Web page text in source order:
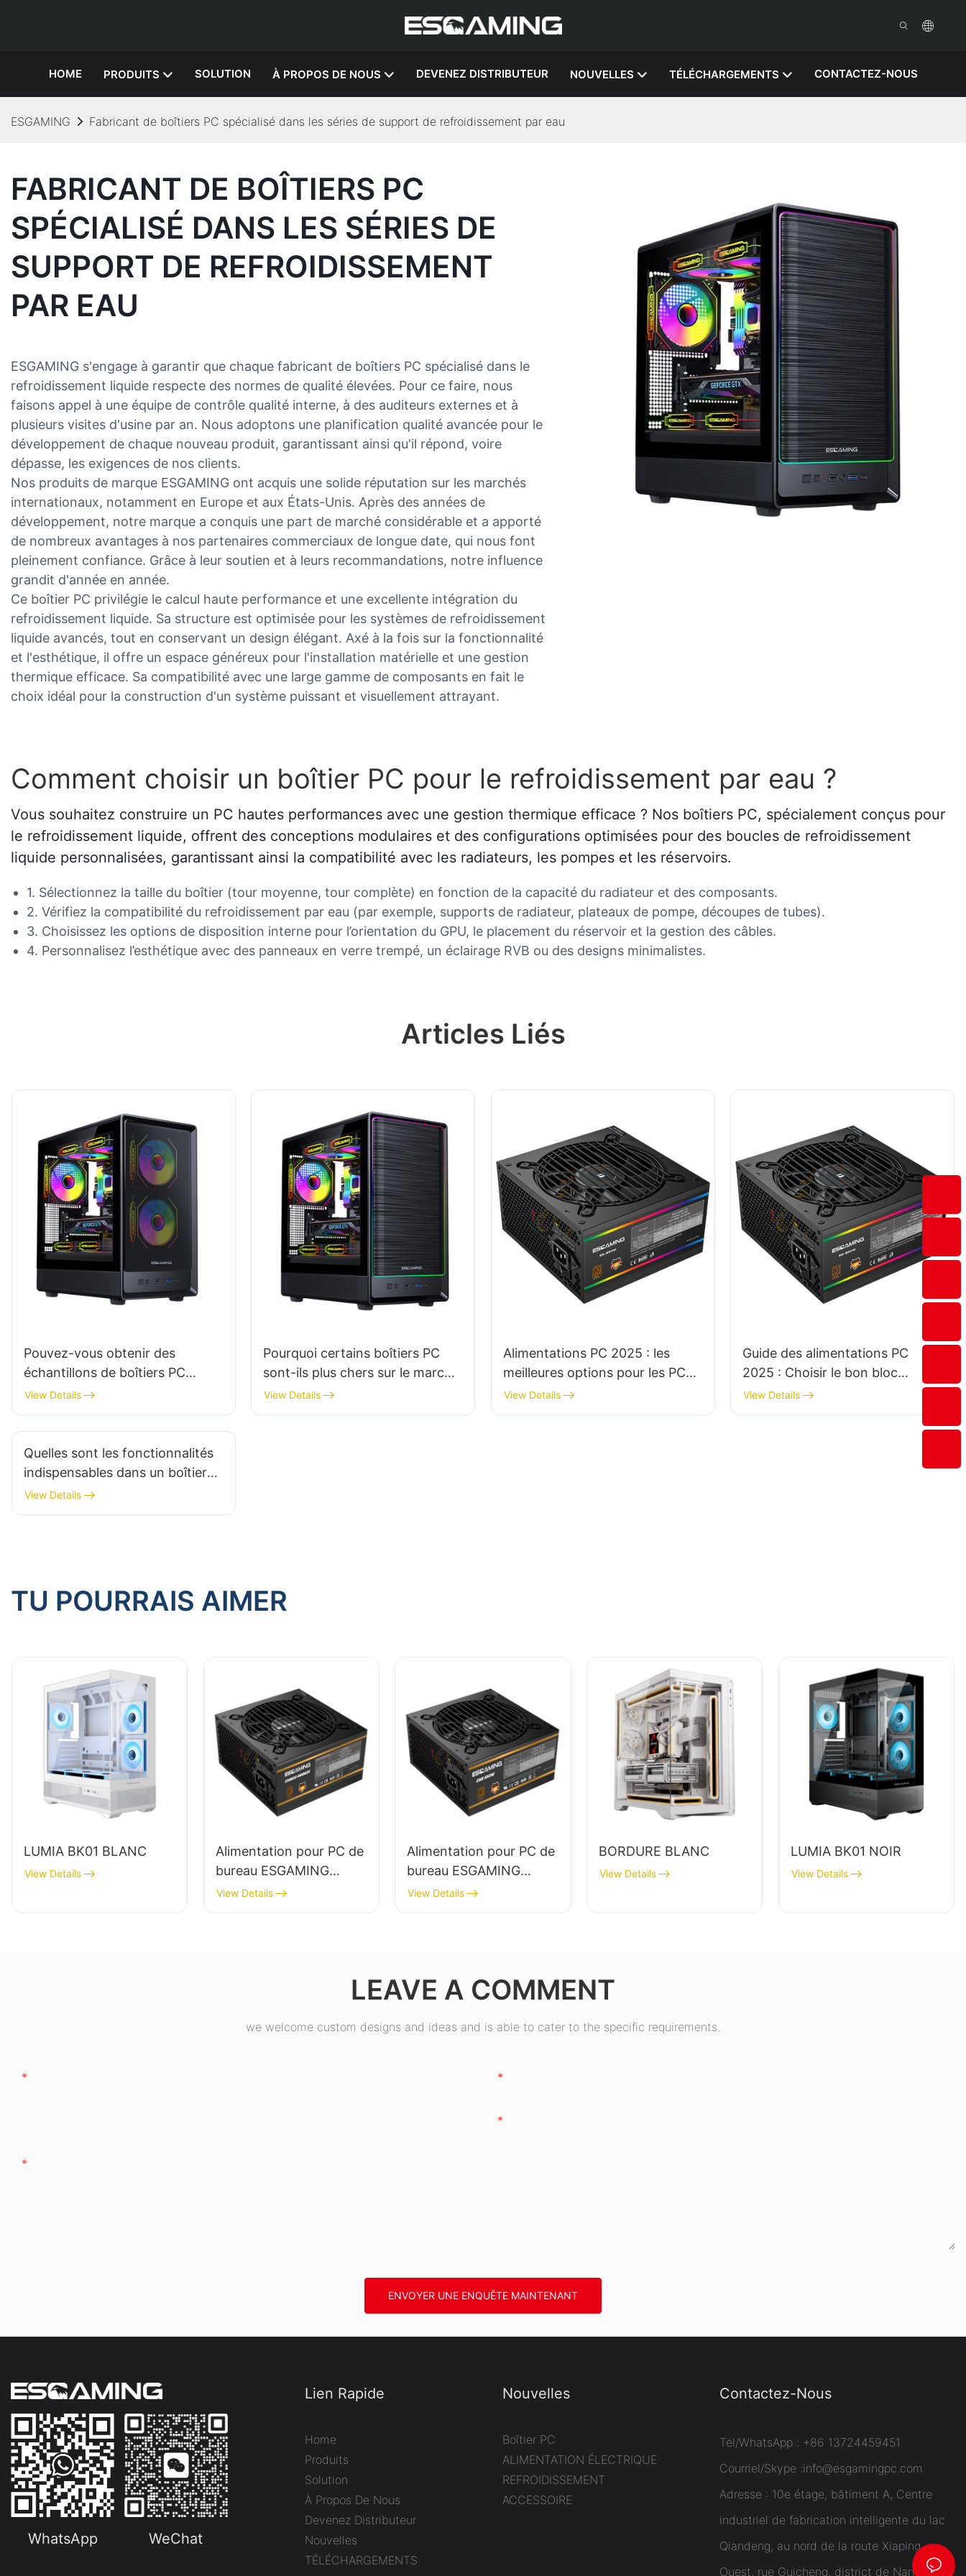
HOME PRODUITS SOLUTION À PROPOS DE NOUS DEVENEZ DISTRIBUTEUR NOUVELLES TÉLÉCHARGEMENTS CONTACTEZ-NOUS
ESGAMING Fabricant de boîtiers PC spécialisé dans les séries de support de refroidissement par eau
FABRICANT DE BOÎTIERS PC
SPÉCIALISÉ DANS LES SÉRIES DE
SUPPORT DE REFROIDISSEMENT
PAR EAU
ESGAMING s'engage à garantir que chaque fabricant de boîtiers PC spécialisé dans le
refroidissement liquide respecte des normes de qualité élevées. Pour ce faire, nous
faisons appel à une équipe de contrôle qualité interne, à des auditeurs externes et à
plusieurs visites d'usine par an. Nous adoptons une planification qualité avancée pour le
développement de chaque nouveau produit, garantissant ainsi qu'il répond, voire
dépasse, les exigences de nos clients.
Nos produits de marque ESGAMING ont acquis une solide réputation sur les marchés
internationaux, notamment en Europe et aux États-Unis. Après des années de
développement, notre marque a conquis une part de marché considérable et a apporté
de nombreux avantages à nos partenaires commerciaux de longue date, qui nous font
pleinement confiance. Grâce à leur soutien et à leurs recommandations, notre influence
grandit d'année en année.
Ce boîtier PC privilégie le calcul haute performance et une excellente intégration du
refroidissement liquide. Sa structure est optimisée pour les systèmes de refroidissement
liquide avancés, tout en conservant un design élégant. Axé à la fois sur la fonctionnalité
et l'esthétique, il offre un espace généreux pour l'installation matérielle et une gestion
thermique efficace. Sa compatibilité avec une large gamme de composants en fait le
choix idéal pour la construction d'un système puissant et visuellement attrayant.
Comment choisir un boîtier PC pour le refroidissement par eau ?
Vous souhaitez construire un PC hautes performances avec une gestion thermique efficace ? Nos boîtiers PC, spécialement conçus pour
le refroidissement liquide, offrent des conceptions modulaires et des configurations optimisées pour des boucles de refroidissement
liquide personnalisées, garantissant ainsi la compatibilité avec les radiateurs, les pompes et les réservoirs.
1. Sélectionnez la taille du boîtier (tour moyenne, tour complète) en fonction de la capacité du radiateur et des composants.
2. Vérifiez la compatibilité du refroidissement par eau (par exemple, supports de radiateur, plateaux de pompe, découpes de tubes).
3. Choisissez les options de disposition interne pour l’orientation du GPU, le placement du réservoir et la gestion des câbles.
4. Personnalisez l’esthétique avec des panneaux en verre trempé, un éclairage RVB ou des designs minimalistes.
Articles Liés
Pouvez-vous obtenir des
échantillons de boîtiers PC
conçus sur mesure ?
View Details
Pourquoi certains boîtiers PC
sont-ils plus chers sur le marché
?
View Details
Alimentations PC 2025 : les
meilleures options pour les PC
tout-en-un compacts
View Details
Guide des alimentations PC
2025 : Choisir le bon bloc
d'alimentation pour une
configuration NAS
View Details
Quelles sont les fonctionnalités
indispensables dans un boîtier
PC de jeu moderne ?
View Details
TU POURRAIS AIMER
LUMIA BK01 BLANC
View Details
Alimentation pour PC de
bureau ESGAMING
650W, module complet,
haute qualité,
View Details
Alimentation pour PC de
bureau ESGAMING
550W haute qualité,
rendement 85%,
View Details
BORDURE BLANC
View Details
LUMIA BK01 NOIR
View Details
LEAVE A COMMENT
we welcome custom designs and ideas and is able to cater to the specific requirements.
ENVOYER UNE ENQUÊTE MAINTENANT
WhatsApp WeChat
Lien Rapide
Home
Produits
Solution
À Propos De Nous
Devenez Distributeur
Nouvelles
TÉLÉCHARGEMENTS
Nouvelles
Boîtier PC
ALIMENTATION ÉLECTRIQUE
REFROIDISSEMENT
ACCESSOIRE
Contactez-Nous
Tél/WhatsApp : +86 13724459451
Courriel/Skype :info@esgamingpc.com
Adresse : 10e étage, bâtiment A, Centre
industriel de fabrication intelligente du lac
Qiandeng, au nord de la route Xiaping
Ouest, rue Guicheng, district de Nanhai,